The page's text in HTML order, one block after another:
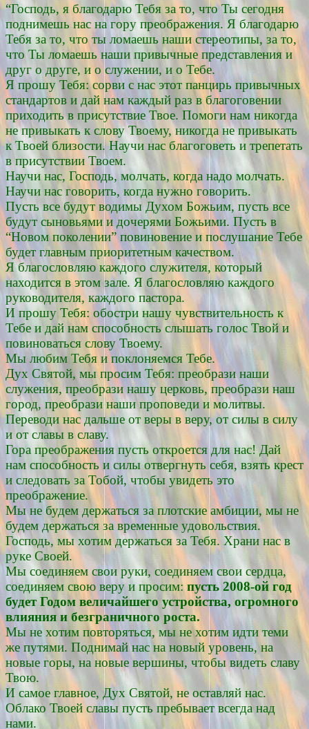
“Господь, я благодарю Тебя за то, что Ты сегодня
поднимешь нас на гору преображения. Я благодарю
Тебя за то, что ты ломаешь наши стереотипы, за то,
что Ты ломаешь наши привычные представления и
друг о друге, и о служении, и о Тебе.
Я прошу Тебя: сорви с нас этот панцирь привычных
стандартов и дай нам каждый раз в благоговении
приходить в присутствие Твое. Помоги нам никогда
не привыкать к слову Твоему, никогда не привыкать
к Твоей близости. Научи нас благоговеть и трепетать
в присутствии Твоем.
Научи нас, Господь, молчать, когда надо молчать.
Научи нас говорить, когда нужно говорить.
Пусть все будут водимы Духом Божьим, пусть все
будут сыновьями и дочерями Божьими. Пусть в
“Новом поколении” повиновение и послушание Тебе
будет главным приоритетным качеством.
Я благословляю каждого служителя, который
находится в этом зале. Я благословляю каждого
руководителя, каждого пастора.
И прошу Тебя: обостри нашу чувствительность к
Тебе и дай нам способность слышать голос Твой и
повиноваться слову Твоему.
Мы любим Тебя и поклоняемся Тебе.
Дух Святой, мы просим Тебя: преобрази наши
служения, преобрази нашу церковь, преобрази наш
город, преобрази наши проповеди и молитвы.
Переводи нас дальше от веры в веру, от силы в силу
и от славы в славу.
Гора преображения пусть откроется для нас! Дай
нам способность и силы отвергнуть себя, взять крест
и следовать за Тобой, чтобы увидеть это
преображение.
Мы не будем держаться за плотские амбиции, мы не
будем держаться за временные удовольствия.
Господь, мы хотим держаться за Тебя. Храни нас в
руке Своей.
Мы соединяем свои руки, соединяем свои сердца,
соединяем свою веру и просим:пусть 2008-ой год
будет Годом величайшего устройства, огромного
влияния и безграничного роста.
Мы не хотим повторяться, мы не хотим идти теми
же путями. Поднимай нас на новый уровень, на
новые горы, на новые вершины, чтобы видеть славу
Твою.
И самое главное, Дух Святой, не оставляй нас.
Облако Твоей славы пусть пребывает всегда над
нами.